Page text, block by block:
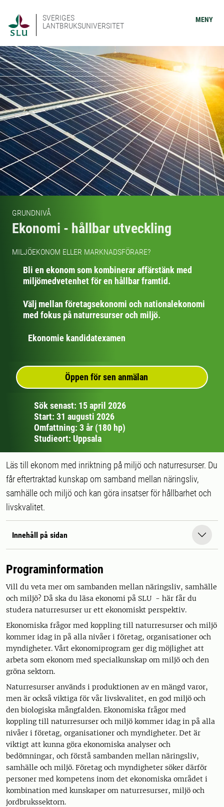
SVERIGES
LANTBRUKSUNIVERSITET
MENY
GRUNDNIVÅ
Ekonomi - hållbar utveckling
MILJÖEKONOM ELLER MARKNADSFÖRARE?
Bli en ekonom som kombinerar affärstänk med
miljömedvetenhet för en hållbar framtid.
Välj mellan företagsekonomi och nationalekonomi
med fokus på naturresurser och miljö.
Ekonomie kandidatexamen
Öppen för sen anmälan
Sök senast: 15 april 2026
Start: 31 augusti 2026
Omfattning: 3 år (180 hp)
Studieort: Uppsala
Läs till ekonom med inriktning på miljö och naturresurser. Du
får eftertraktad kunskap om samband mellan näringsliv,
samhälle och miljö och kan göra insatser för hållbarhet och
livskvalitet.
Innehåll på sidan
Programinformation
Vill du veta mer om sambanden mellan näringsliv, samhälle
och miljö? Då ska du läsa ekonomi på SLU - här får du
studera naturresurser ur ett ekonomiskt perspektiv.
Ekonomiska frågor med koppling till naturresurser och miljö
kommer idag in på alla nivåer i företag, organisationer och
myndigheter. Vårt ekonomiprogram ger dig möjlighet att
arbeta som ekonom med specialkunskap om miljö och den
gröna sektorn.
Naturresurser används i produktionen av en mängd varor,
men är också viktiga för vår livskvalitet, en god miljö och
den biologiska mångfalden. Ekonomiska frågor med
koppling till naturresurser och miljö kommer idag in på alla
nivåer i företag, organisationer och myndigheter. Det är
viktigt att kunna göra ekonomiska analyser och
bedömningar, och förstå sambanden mellan näringsliv,
samhälle och miljö. Företag och myndigheter söker därför
personer med kompetens inom det ekonomiska området i
kombination med kunskaper om naturresurser, miljö och
jordbrukssektorn.